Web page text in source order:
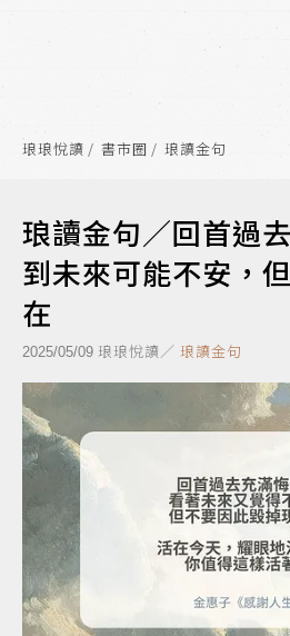
琅琅悅讀 書市圈 琅讀金句
琅讀金句／回首過
到未來可能不安，
在
2025/05/09 琅琅悅讀／ 琅讀金句